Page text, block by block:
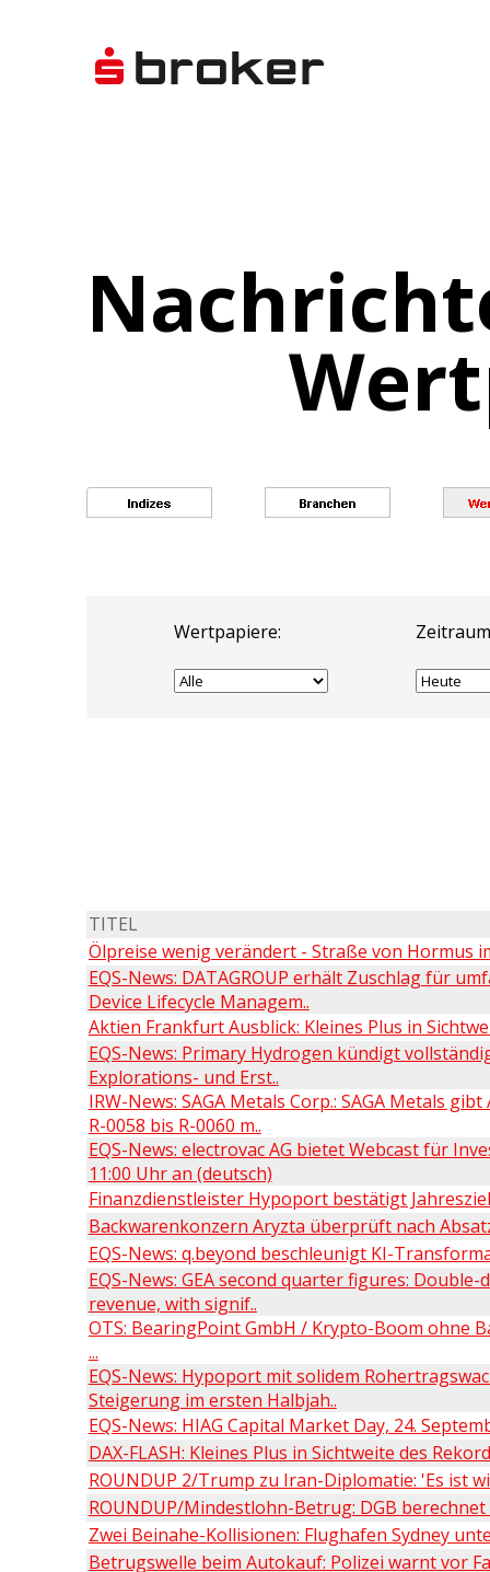
Wertpapiere:
TITEL
Ölpreise wenig verändert - Straße von Hormus
EQS-News: DATAGROUP erhält Zuschlag für
Device Lifecycle Managem..
Aktien Frankfurt Ausblick: Kleines Plus in
EQS-News: Primary Hydrogen kündigt
Explorations- und Erst..
IRW-News: SAGA Metals Corp.: SAGA Metals
R-0058 bis R-0060 m..
EQS-News: electrovac AG bietet Webcast für
11:00 Uhr an (deutsch)
Finanzdienstleister Hypoport bestätigt
Backwarenkonzern Aryzta überprüft nach
EQS-News: q.beyond beschleunigt KI-
EQS-News: GEA second quarter figures:
revenue, with signif..
OTS: BearingPoint GmbH / Krypto-Boom ohne
...
EQS-News: Hypoport mit solidem
Steigerung im ersten Halbjah..
EQS-News: HIAG Capital Market Day, 24.
DAX-FLASH: Kleines Plus in Sichtweite des
ROUNDUP 2/Trump zu Iran-Diplomatie: 'Es ist
ROUNDUP/Mindestlohn-Betrug: DGB
Zwei Beinahe-Kollisionen: Flughafen Sydney
Betrugswelle beim Autokauf: Polizei warnt vor